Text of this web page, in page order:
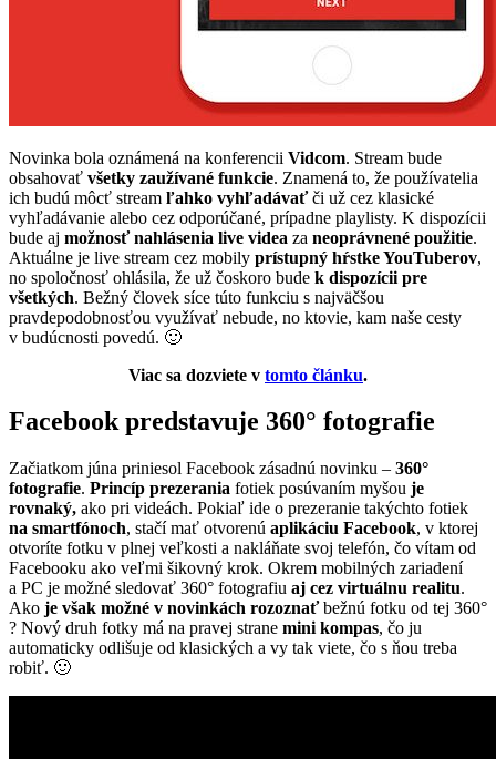
Novinka bola oznámená na konferencii Vidcom. Stream bude
obsahovať všetky zaužívané funkcie. Znamená to, že používatelia
ich budú môcť stream ľahko vyhľadávaťči už cez klasické
vyhľadávanie alebo cez odporúčané, prípadne playlisty. K dispozícii
bude aj možnosť nahlásenia live videa za neoprávnené použitie.
Aktuálne je live stream cez mobily prístupný hŕstke YouTuberov,
no spoločnosť ohlásila, že už čoskoro bude k dispozícii pre
všetkých. Bežný človek síce túto funkciu s najväčšou
pravdepodobnosťou využívať nebude, no ktovie, kam naše cesty
v budúcnosti povedú. 🙂
Viac sa dozviete v tomto článku.
Facebook predstavuje 360° fotografie
Začiatkom júna priniesol Facebook zásadnú novinku – 360°
fotografie. Princíp prezerania fotiek posúvaním myšou je
rovnaký, ako pri videách. Pokiaľ ide o prezeranie takýchto fotiek
na smartfónoch, stačí mať otvorenú aplikáciu Facebook, v ktorej
otvoríte fotku v plnej veľkosti a nakláňate svoj telefón, čo vítam od
Facebooku ako veľmi šikovný krok. Okrem mobilných zariadení
a PC je možné sledovať 360° fotografiu aj cez virtuálnu realitu.
Ako je však možné v novinkách rozoznaťbežnú fotku od tej 360°
? Nový druh fotky má na pravej strane mini kompas, čo ju
automaticky odlišuje od klasických a vy tak viete, čo s ňou treba
robiť. 🙂